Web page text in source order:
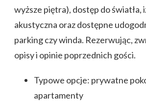
wyższe piętra), dostęp do światła,
akustyczna oraz dostępne
parking czy winda. Rezerwując,
opisy i opinie poprzednich gości.
Typowe opcje: prywatne
apartamenty